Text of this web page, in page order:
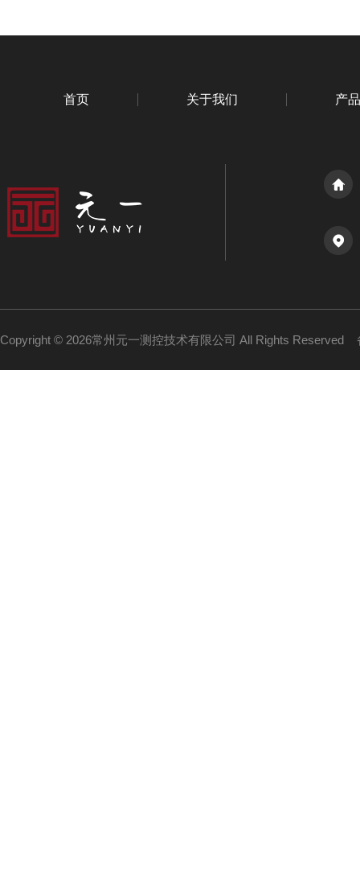
首页 关于我们 产
Copyright © 2026常州元一测控技术有限公司 All Rights Reserved